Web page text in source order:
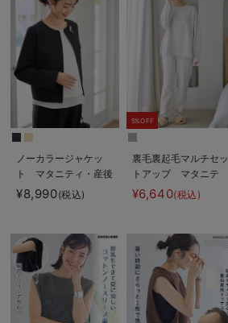
ノーカラージャケッ
ト マタニティ・産後
授乳服【出産後も長く
使える】
¥8,990(税込)
5%OFF
裏毛裏起毛マルチセッ
トアップ マタニテ
ィ・授乳パジャマ・ル
ームウェア・授乳服
¥6,640(税込)